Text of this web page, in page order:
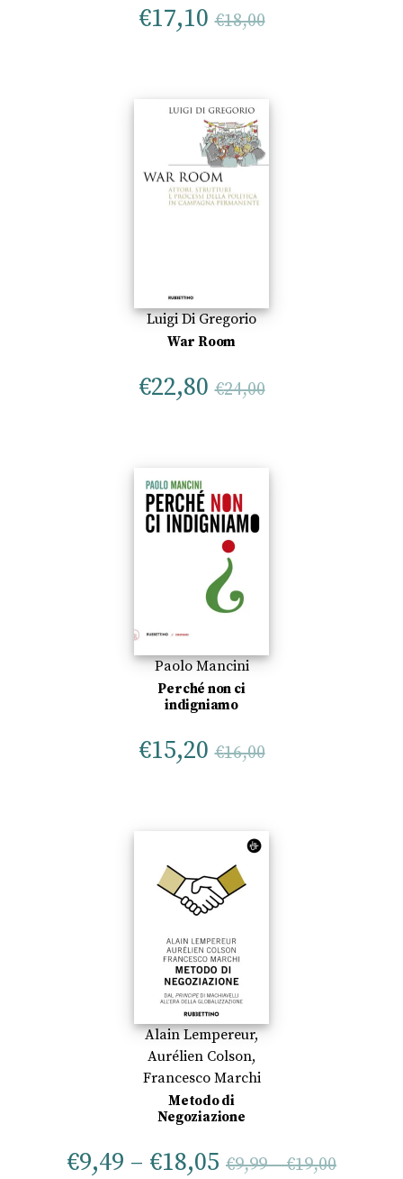
€17,10 €18,00
Luigi Di Gregorio
War Room
€22,80 €24,00
Paolo Mancini
Perché non ci
indigniamo
€15,20 €16,00
Alain Lempereur,
Aurélien Colson,
Francesco Marchi
Metodo di
Negoziazione
€9,49 – €18,05 €9,99–€19,00